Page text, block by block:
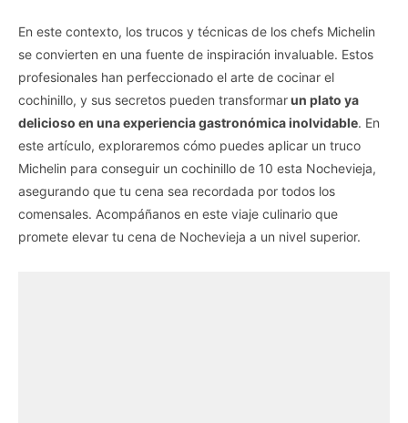
En este contexto, los trucos y técnicas de los chefs Michelin
se convierten en una fuente de inspiración invaluable. Estos
profesionales han perfeccionado el arte de cocinar el
cochinillo, y sus secretos pueden transformarun plato ya
delicioso en una experiencia gastronómica inolvidable. En
este artículo, exploraremos cómo puedes aplicar un truco
Michelin para conseguir un cochinillo de 10 esta Nochevieja,
asegurando que tu cena sea recordada por todos los
comensales. Acompáñanos en este viaje culinario que
promete elevar tu cena de Nochevieja a un nivel superior.